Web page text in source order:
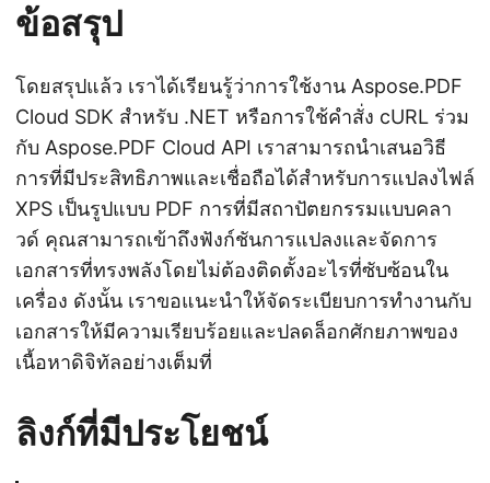
ข้อสรุป
โดยสรุปแล้ว เราได้เรียนรู้ว่าการใช้งาน Aspose.PDF
Cloud SDK สำหรับ .NET หรือการใช้คำสั่ง cURL ร่วม
กับ Aspose.PDF Cloud API เราสามารถนำเสนอวิธี
การที่มีประสิทธิภาพและเชื่อถือได้สำหรับการแปลงไฟล์
XPS เป็นรูปแบบ PDF การที่มีสถาปัตยกรรมแบบคลา
วด์ คุณสามารถเข้าถึงฟังก์ชันการแปลงและจัดการ
เอกสารที่ทรงพลังโดยไม่ต้องติดตั้งอะไรที่ซับซ้อนใน
เครื่อง ดังนั้น เราขอแนะนำให้จัดระเบียบการทำงานกับ
เอกสารให้มีความเรียบร้อยและปลดล็อกศักยภาพของ
เนื้อหาดิจิทัลอย่างเต็มที่
ลิงก์ที่มีประโยชน์